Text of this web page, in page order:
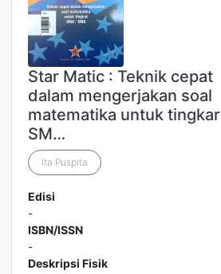
Star Matic : Teknik cepat
dalam mengerjakan soal
matematika untuk tingkar
SM…
Ita Puspita
Edisi
-
ISBN/ISSN
-
Deskripsi Fisik